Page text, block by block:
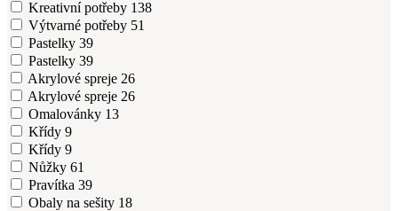
Kreativní potřeby 138
Výtvarné potřeby 51
Pastelky 39
Pastelky 39
Akrylové spreje 26
Akrylové spreje 26
Omalovánky 13
Křídy 9
Křídy 9
Nůžky 61
Pravítka 39
Obaly na sešity 18